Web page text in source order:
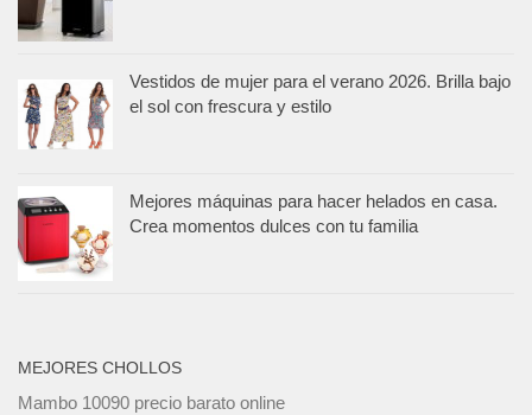
Vestidos de mujer para el verano 2026. Brilla bajo
el sol con frescura y estilo
Mejores máquinas para hacer helados en casa.
Crea momentos dulces con tu familia
MEJORES CHOLLOS
Mambo 10090 precio barato online